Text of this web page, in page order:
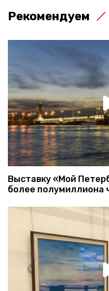
Рекомендуем
Выставку «Мой
более полумиллиона